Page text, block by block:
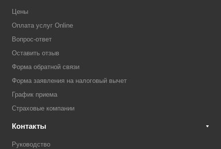
Цены
Оплата услуг Online
Вопрос-ответ
Оставить отзыв
Форма обратной связи
Форма заявления на налоговый вычет
График приема
Страховые компании
Контакты
Руководство